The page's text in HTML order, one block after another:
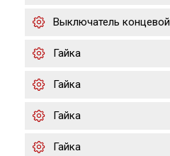
Выключатель
Гайка
Гайка
Гайка
Гайка